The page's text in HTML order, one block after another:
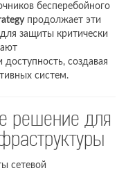
бесперебойного
продолжает эти
защиты критически
создавая
систем.
решение для
сетевой